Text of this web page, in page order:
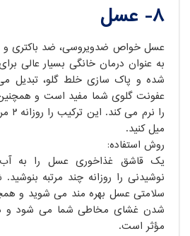
۸- عسل
عسل خواص ضدویروسی، ضد باکتری و
به عنوان درمان خانگی بسیار عالی
شده و پاک سازی خلط گلو، تبدیل
عفونت گلوی شما مفید است و
را
میل کنید.
روش استفاده:
یک قاشق غذاخوری عسل را به آب
نوشیدنی را روزانه چند مرتبه
سلامتی عسل بهره مند می شوید و
شدن غشای مخاطی شما می شود و
مؤثر است.